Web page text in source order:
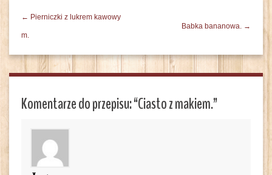
← Pierniczki z lukrem kawowy
m.
Babka bananowa. →
Komentarze do przepisu: “Ciasto z makiem.”